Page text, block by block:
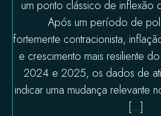
um ponto clássico de
Após um período de
fortemente contracionista,
e crescimento mais resiliente
2024 e 2025, os dados de
indicar uma mudança relevante
[…]